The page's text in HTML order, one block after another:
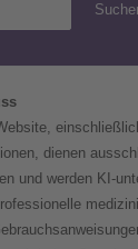
dienen
und werden KI-